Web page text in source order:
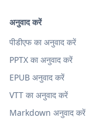
अनुवाद करें
पीडीएफ का अनुवाद करें
PPTX का अनुवाद करें
EPUB अनुवाद करें
VTT का अनुवाद करें
Markdown अनुवाद करें